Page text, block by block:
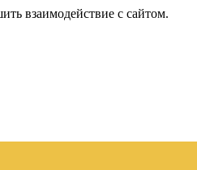
взаимодействие с сайтом.